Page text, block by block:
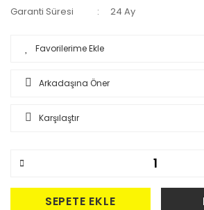
Garanti Süresi
24 Ay
Arkadaşına Öner
Karşılaştır
SEPETE EKLE